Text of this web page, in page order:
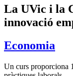
La UVic i la
innovació
Economia
Un curs proporciona